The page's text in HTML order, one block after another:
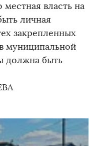
местная власть на
личная
закрепленных
муниципальной
должна быть